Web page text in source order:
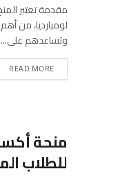
مقدمة تعتبر
لومبارديا، من
وتساعدهم على...
READ MORE
منحة
للطلاب